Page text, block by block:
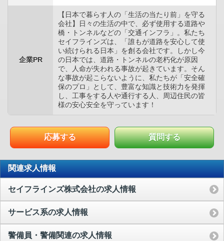
企業PR
【日本で暮らす人の「生活の当たり前」を守る
会社】日々の生活の中で、必ず使用する道路や
橋・トンネルなどの「交通インフラ」。私たち
セイフラインズは、「誰もが道路を安心して使
い続けられる日本」を創る会社です。しかし今
の日本では、道路・トンネルの老朽化が原因
で、人命が失われる事故が起きています。そん
な事故が起こらないように、私たちが「安全確
保のプロ」として、豊富な知識と技術力を発揮
し、工事をする人や通行する人、周辺住民の皆
様の安心安全を守っています！
応募する 質問する
関連求人情報
セイフラインズ株式会社の求人情報
サービス系の求人情報
警備員・警備関連の求人情報